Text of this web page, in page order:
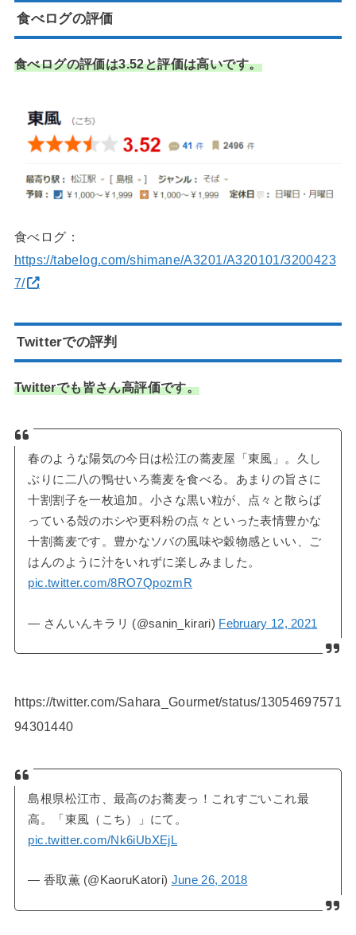
食べログの評価
食べログの評価は3.52と評価は高いです。
食べログ：
https://tabelog.com/shimane/A3201/A320101/3200423
7/
Twitterでの評判
Twitterでも皆さん高評価です。
春のような陽気の今日は松江の蕎麦屋「東風」。久し
ぶりに二八の鴨せいろ蕎麦を食べる。あまりの旨さに
十割割子を一枚追加。小さな黒い粒が、点々と散らば
っている殻のホシや更科粉の点々といった表情豊かな
十割蕎麦です。豊かなソバの風味や穀物感といい、ご
はんのように汁をいれずに楽しみました。
pic.twitter.com/8RO7QpozmR
— さんいんキラリ (@sanin_kirari) February 12, 2021
https://twitter.com/Sahara_Gourmet/status/13054697571
94301440
島根県松江市、最高のお蕎麦っ！これすごいこれ最
高。「東風（こち）」にて。
pic.twitter.com/Nk6iUbXEjL
— 香取薫 (@KaoruKatori) June 26, 2018